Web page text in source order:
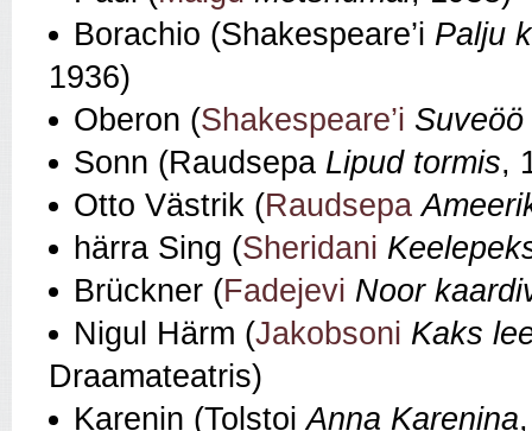
Borachio (Shakespeare’i Palju
1936)
Oberon (Shakespeare’i
Sonn (Raudsepa Lipud tormis,
Otto Västrik (Raudsepa
härra Sing (Sheridani
Brückner (Fadejevi Noor
Nigul Härm (Jakobsoni Kaks
Draamateatris)
Karenin (TolstoiAnna Karenina